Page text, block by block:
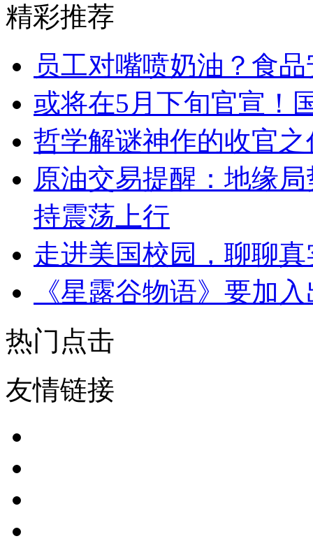
精彩推荐
员工对嘴喷奶油？食
或将在5月下旬官宣！
哲学解谜神作的收官
原油交易提醒：地缘
持震荡上行
走进美国校园，聊聊
《星露谷物语》要加
热门点击
友情链接